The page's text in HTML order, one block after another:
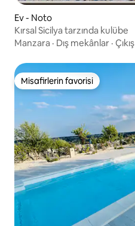
Ev - Noto
Kırsal Sicilya tarzında kulübe
Manzara · Dış mekânlar · Çıkış
Misafirlerin favorisi
Misafirlerin favorisi